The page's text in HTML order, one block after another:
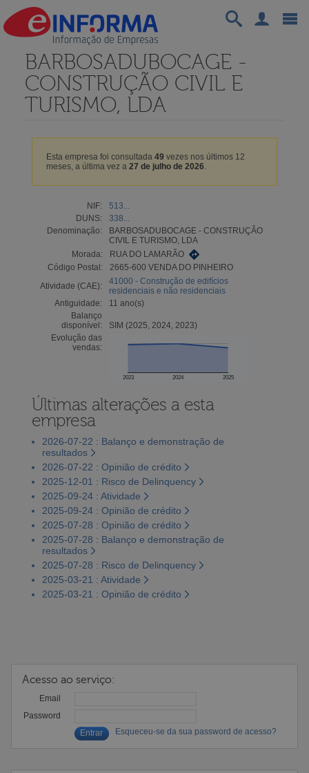
BARBOSADUBOCAGE -
CONSTRUÇÃO CIVIL E
TURISMO, LDA
Esta empresa foi consultada 49 vezes nos últimos 12
meses, a última vez a 27 de julho de 2026.
NIF:
513...
DUNS:
338...
Denominação:
BARBOSADUBOCAGE - CONSTRUÇÃO
CIVIL E TURISMO, LDA
Morada:
RUA DO LAMARÃO
Código Postal:
2665-600 VENDA DO PINHEIRO
Atividade (CAE):
41000 - Construção de edifícios
residenciais e não residenciais
Antiguidade:
11 ano(s)
Balanço
disponível:
SIM (2025, 2024, 2023)
Evolução das
vendas:
2023 2024 2025
Últimas alterações a esta
empresa
2026-07-22 : Balanço e demonstração de
resultados
2026-07-22 : Opinião de crédito
2025-12-01 : Risco de Delinquency
2025-09-24 : Atividade
2025-09-24 : Opinião de crédito
2025-07-28 : Opinião de crédito
2025-07-28 : Balanço e demonstração de
resultados
2025-07-28 : Risco de Delinquency
2025-03-21 : Atividade
2025-03-21 : Opinião de crédito
Acesso ao serviço:
Email
Password
Esqueceu-se da sua password de acesso?